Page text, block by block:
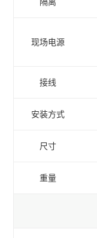
现场电源
接线
安装方式
尺寸
重量